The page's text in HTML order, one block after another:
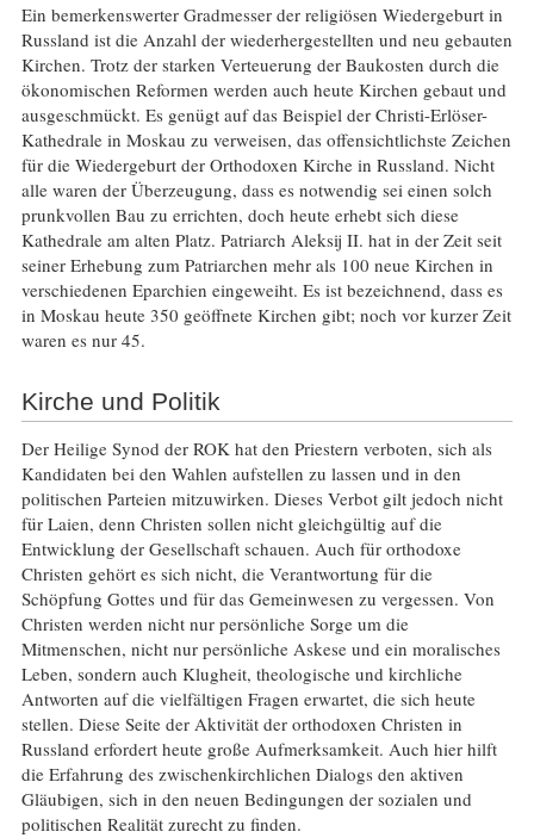
Ein bemerkenswerter Gradmesser der religiösen Wiedergeburt in
Russland ist die Anzahl der wiederhergestellten und neu gebauten
Kirchen. Trotz der starken Verteuerung der Baukosten durch die
ökonomischen Reformen werden auch heute Kirchen gebaut und
ausgeschmückt. Es genügt auf das Beispiel der Christi-Erlöser-
Kathedrale in Moskau zu verweisen, das offensichtlichste Zeichen
für die Wiedergeburt der Orthodoxen Kirche in Russland. Nicht
alle waren der Überzeugung, dass es notwendig sei einen solch
prunkvollen Bau zu errichten, doch heute erhebt sich diese
Kathedrale am alten Platz. Patriarch Aleksij II. hat in der Zeit seit
seiner Erhebung zum Patriarchen mehr als 100 neue Kirchen in
verschiedenen Eparchien eingeweiht. Es ist bezeichnend, dass es
in Moskau heute 350 geöffnete Kirchen gibt; noch vor kurzer Zeit
waren es nur 45.
Kirche und Politik
Der Heilige Synod der ROK hat den Priestern verboten, sich als
Kandidaten bei den Wahlen aufstellen zu lassen und in den
politischen Parteien mitzuwirken. Dieses Verbot gilt jedoch nicht
für Laien, denn Christen sollen nicht gleichgültig auf die
Entwicklung der Gesellschaft schauen. Auch für orthodoxe
Christen gehört es sich nicht, die Verantwortung für die
Schöpfung Gottes und für das Gemeinwesen zu vergessen. Von
Christen werden nicht nur persönliche Sorge um die
Mitmenschen, nicht nur persönliche Askese und ein moralisches
Leben, sondern auch Klugheit, theologische und kirchliche
Antworten auf die vielfältigen Fragen erwartet, die sich heute
stellen. Diese Seite der Aktivität der orthodoxen Christen in
Russland erfordert heute große Aufmerksamkeit. Auch hier hilft
die Erfahrung des zwischenkirchlichen Dialogs den aktiven
Gläubigen, sich in den neuen Bedingungen der sozialen und
politischen Realität zurecht zu finden.